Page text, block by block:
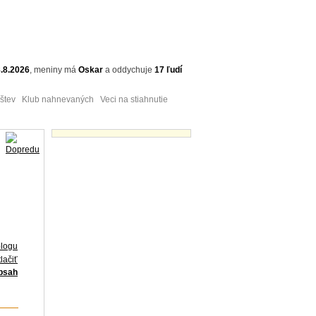
, meniny má Oskar a oddychuje 17 ľudí
Klub nahnevaných Veci na stiahnutie